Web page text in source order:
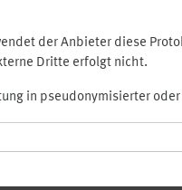
der Anbieter diese
Dritte erfolgt nicht.
in pseudonymisierter